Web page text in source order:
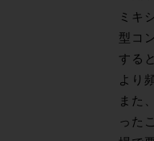
ミキ
型コ
する
より
また
った